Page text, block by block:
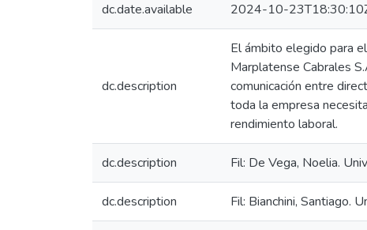
dc.date.available 2024-10-
dc.description
El ámbito elegido para
Marplatense Cabrales
comunicación entre
toda la empresa
rendimiento laboral.
dc.description Fil: De Vega, Noelia.
dc.description Fil: Bianchini, Santiago.